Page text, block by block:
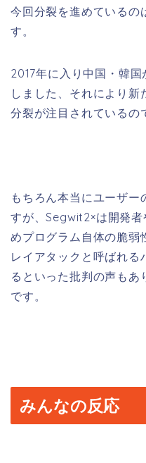
今回分裂を進めているの
す。
2017年に入り中国・韓
しました、それにより
分裂が注目されているの
もちろん本当にユーザ
すが、Segwit2×は開発
めプログラム自体の脆弱
レイアタックと呼ばれる
るといった批判の声もあ
です。
みんなの反応